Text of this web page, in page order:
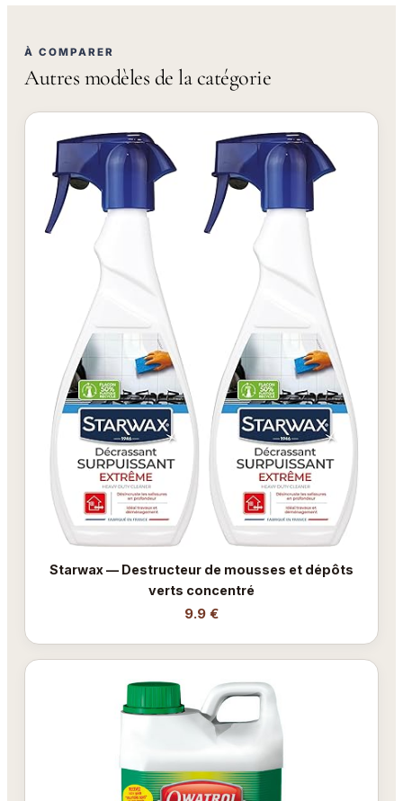
À COMPARER
Autres modèles de la catégorie
Starwax — Destructeur de mousses et dépôts
verts concentré
9.9 €